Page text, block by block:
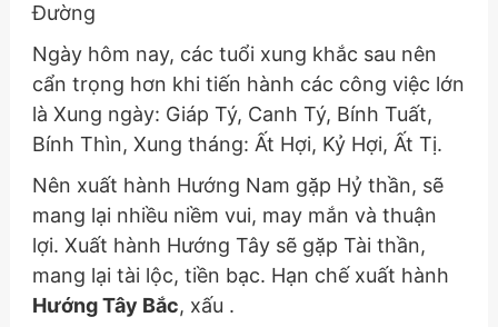
Đường
Ngày hôm nay, các tuổi xung khắc sau nên
cẩn trọng hơn khi tiến hành các công việc lớn
là Xung ngày: Giáp Tý, Canh Tý, Bính Tuất,
Bính Thìn, Xung tháng: Ất Hợi, Kỷ Hợi, Ất Tị.
Nên xuất hành Hướng Nam gặp Hỷ thần, sẽ
mang lại nhiều niềm vui, may mắn và thuận
lợi. Xuất hành Hướng Tây sẽ gặp Tài thần,
mang lại tài lộc, tiền bạc. Hạn chế xuất hành
Hướng Tây Bắc, xấu .